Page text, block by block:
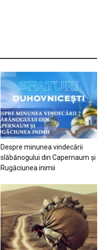
Despre minunea vindecării
slăbănogului din Capernaum și
Rugăciunea inimii